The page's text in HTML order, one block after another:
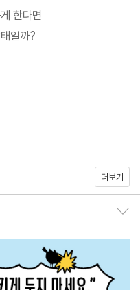
이 두 배로 커지듯 생각이 점
우리가 생각의 늪에 빠지는
과거에 일어난 모든 일 때문
해결책을 찾을 가능성이 커
결할 능력과 의욕을 점점 망
일에 대해 후회하고, 미래를
이 상상하게 만든다. 결국 생
감정이 섬세하고 인간관계에
커진다고 말한다. 특히 생각
한다면
일까?
사람
더보기